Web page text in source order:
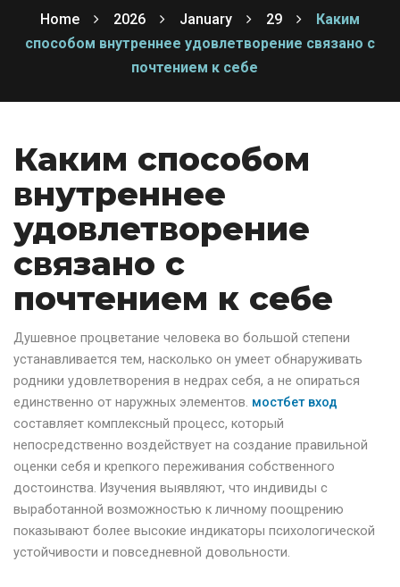
Home 2026 January 29
Каким
способом внутреннее удовлетворение связано с
почтением к себе
Каким способом
внутреннее
удовлетворение
связано с
почтением к себе
Душевное процветание человека во большой степени
устанавливается тем, насколько он умеет обнаруживать
родники удовлетворения в недрах себя, а не опираться
единственно от наружных элементов. мостбет вход
составляет комплексный процесс, который
непосредственно воздействует на создание правильной
оценки себя и крепкого переживания собственного
достоинства. Изучения выявляют, что индивиды с
выработанной возможностью к личному поощрению
показывают более высокие индикаторы психологической
устойчивости и повседневной довольности.